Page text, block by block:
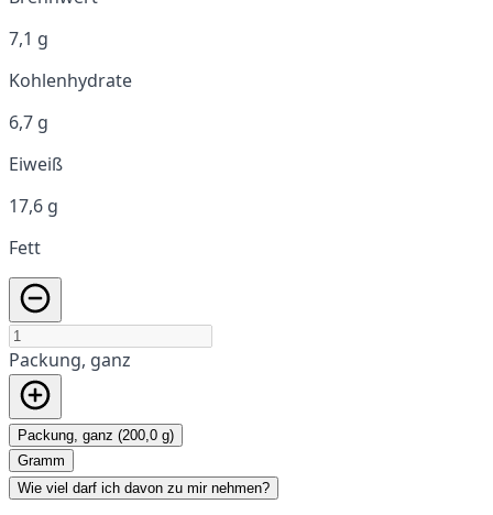
7,1 g
Kohlenhydrate
6,7 g
Eiweiß
17,6 g
Fett
Packung, ganz
Packung, ganz (200,0 g)
Gramm
Wie viel darf ich davon zu mir nehmen?